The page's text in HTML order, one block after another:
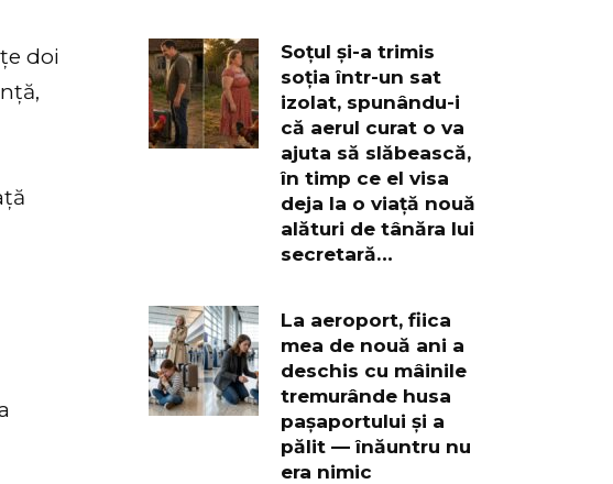
doi
Soțul și-a trimis
soția într-un sat
izolat, spunându-i
că aerul curat o va
ajuta să slăbească,
în timp ce el visa
deja la o viață nouă
alături de tânăra lui
secretară…
La aeroport, fiica
mea de nouă ani a
deschis cu mâinile
tremurânde husa
pașaportului și a
pălit — înăuntru nu
era nimic